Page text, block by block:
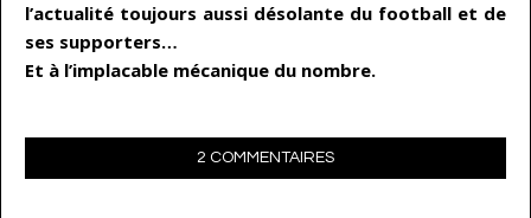
l’actualité toujours aussi désolante du football et de
ses supporters…
Et à l’implacable mécanique du nombre.
2 COMMENTAIRES